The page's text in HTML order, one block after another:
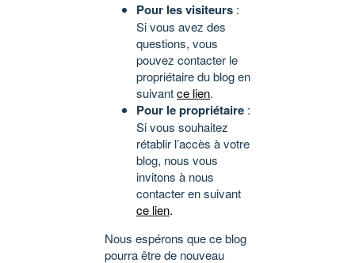
Pour les visiteurs :
Si vous avez des
questions, vous
pouvez contacter le
propriétaire du blog en
suivantce lien.
Pour le propriétaire :
Si vous souhaitez
rétablir l’accès à votre
blog, nous vous
invitons à nous
contacter en suivant
ce lien.
Nous espérons que ce blog
pourra être de nouveau